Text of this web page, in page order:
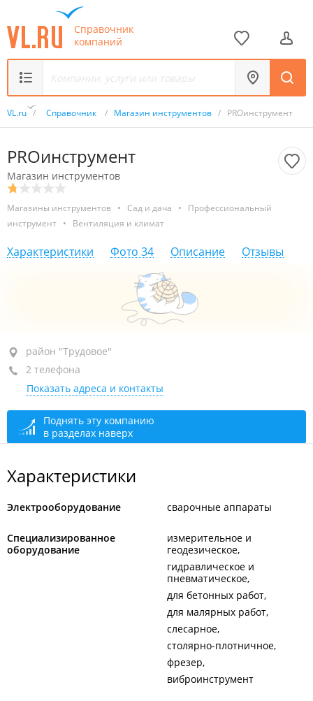
Справочник
компаний
VL.ru / Справочник / Магазин инструментов / PROинструмент
PROинструмент
Магазин инструментов
Магазины инструментов • Сад и дача •
Профессиональный
инструмент • Вентиляция и климат
Характеристики Фото 34 Описание Отзывы
район "Трудовое", ул. Лермонтова, 19
рядом с магазином "Пятерочка"
+7 964 443-26-66
+7 964 447-26-66
открыто: 09:00–19:00
район "Трудовое"
2 телефона
Показать адреса и контакты
Поднять эту компанию
в разделах наверх
Характеристики
Электрооборудование сварочные аппараты
Специализированное
оборудование
измерительное и
геодезическое
гидравлическое и
пневматическое
для бетонных работ
для малярных работ
слесарное
столярно-плотничное
фрезер
виброинструмент